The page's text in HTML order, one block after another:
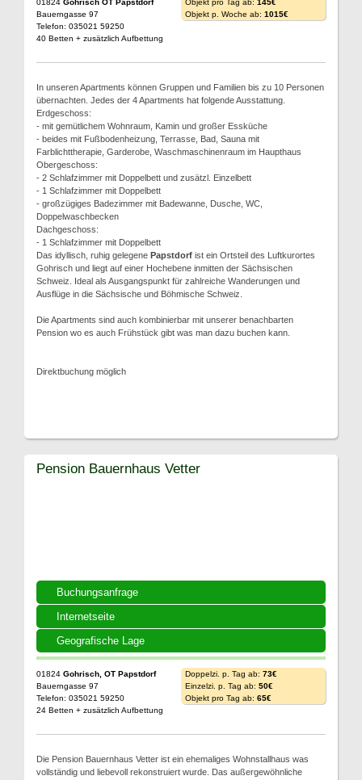
01824 Gohrisch OT Papstdorf
Bauerngasse 97
Telefon: 035021 59250
40 Betten + zusätzlich Aufbettung
Objekt pro Tag ab: 145€
Objekt p. Woche ab: 1015€
In unseren Apartments können Gruppen und Familien bis zu 10 Personen
übernachten. Jedes der 4 Apartments hat folgende Ausstattung.
Erdgeschoss:
- mit gemütlichem Wohnraum, Kamin und großer Essküche
- beides mit Fußbodenheizung, Terrasse, Bad, Sauna mit
Farblichttherapie, Garderobe, Waschmaschinenraum im Haupthaus
Obergeschoss:
- 2 Schlafzimmer mit Doppelbett und zusätzl. Einzelbett
- 1 Schlafzimmer mit Doppelbett
- großzügiges Badezimmer mit Badewanne, Dusche, WC,
Doppelwaschbecken
Dachgeschoss:
- 1 Schlafzimmer mit Doppelbett
Das idyllisch, ruhig gelegene Papstdorf ist ein Ortsteil des Luftkurortes
Gohrisch und liegt auf einer Hochebene inmitten der Sächsischen
Schweiz. Ideal als Ausgangspunkt für zahlreiche Wanderungen und
Ausflüge in die Sächsische und Böhmische Schweiz.
Die Apartments sind auch kombinierbar mit unserer benachbarten
Pension wo es auch Frühstück gibt was man dazu buchen kann.
Direktbuchung möglich
Buchungsanfrage
Internetseite
Geografische Lage
Pension Bauernhaus Vetter
01824 Gohrisch, OT Papstdorf
Bauerngasse 97
Telefon: 035021 59250
24 Betten + zusätzlich Aufbettung
Doppelzi. p. Tag ab: 73€
Einzelzi. p. Tag ab: 50€
Objekt pro Tag ab: 65€
Die Pension Bauernhaus Vetter ist ein ehemaliges Wohnstallhaus was
vollständig und liebevoll rekonstruiert wurde. Das außergewöhnliche